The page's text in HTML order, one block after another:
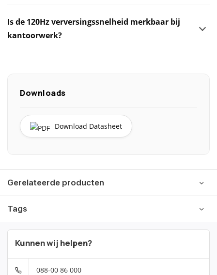
Is de 120Hz verversingssnelheid merkbaar bij
kantoorwerk?
Downloads
Download Datasheet
Gerelateerde producten
Tags
Kunnen wij helpen?
088-00 86 000